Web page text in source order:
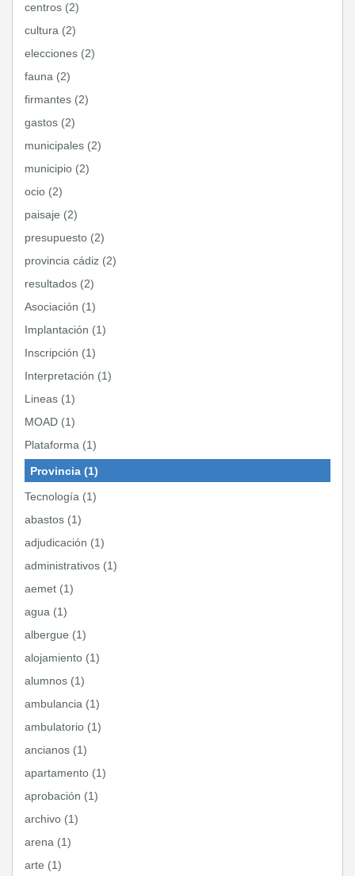
centros (2)
cultura (2)
elecciones (2)
fauna (2)
firmantes (2)
gastos (2)
municipales (2)
municipio (2)
ocio (2)
paisaje (2)
presupuesto (2)
provincia cádiz (2)
resultados (2)
Asociación (1)
Implantación (1)
Inscripción (1)
Interpretación (1)
Lineas (1)
MOAD (1)
Plataforma (1)
Provincia (1)
Tecnología (1)
abastos (1)
adjudicación (1)
administrativos (1)
aemet (1)
agua (1)
albergue (1)
alojamiento (1)
alumnos (1)
ambulancia (1)
ambulatorio (1)
ancianos (1)
apartamento (1)
aprobación (1)
archivo (1)
arena (1)
arte (1)